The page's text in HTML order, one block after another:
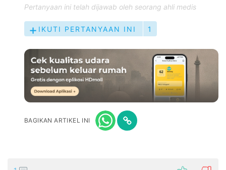
Pertanyaan ini telah dijawab oleh seorang ahli medis
IKUTI PERTANYAAN INI 1
BAGIKAN ARTIKEL INI